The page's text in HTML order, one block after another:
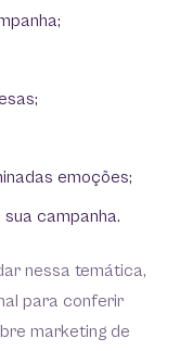
emoções;
campanha.
nessa temática,
para conferir
marketing de